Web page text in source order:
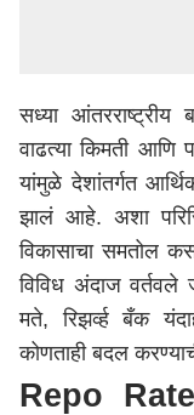
सध्या आंतरराष्ट्रीय
वाढत्या किमती आणि
यांमुळे देशांतर्गत
झालं आहे. अशा
विकासाचा समतोल
विविध अंदाज वर्तवले
मते, रिझर्व्ह बँक
कोणताही बदल
Repo